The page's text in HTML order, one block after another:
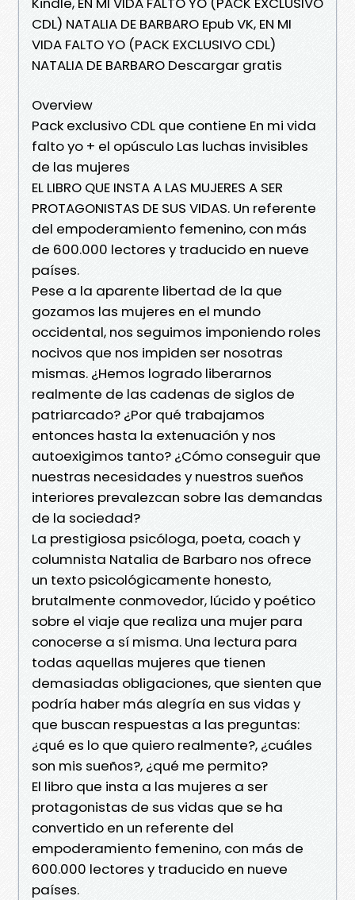
CDL) NATALIA DE BARBARO Epub VK, EN MI
VIDA FALTO YO (PACK EXCLUSIVO CDL)
NATALIA DE BARBARO Descargar gratis
Overview
Pack exclusivo CDL que contiene En mi vida
falto yo + el opúsculo Las luchas invisibles
de las mujeres
EL LIBRO QUE INSTA A LAS MUJERES A SER
PROTAGONISTAS DE SUS VIDAS. Un referente
del empoderamiento femenino, con más
de 600.000 lectores y traducido en nueve
países.
Pese a la aparente libertad de la que
gozamos las mujeres en el mundo
occidental, nos seguimos imponiendo roles
nocivos que nos impiden ser nosotras
mismas. ¿Hemos logrado liberarnos
realmente de las cadenas de siglos de
patriarcado? ¿Por qué trabajamos
entonces hasta la extenuación y nos
autoexigimos tanto? ¿Cómo conseguir que
nuestras necesidades y nuestros sueños
interiores prevalezcan sobre las demandas
de la sociedad?
La prestigiosa psicóloga, poeta, coach y
columnista Natalia de Barbaro nos ofrece
un texto psicológicamente honesto,
brutalmente conmovedor, lúcido y poético
sobre el viaje que realiza una mujer para
conocerse a sí misma. Una lectura para
todas aquellas mujeres que tienen
demasiadas obligaciones, que sienten que
podría haber más alegría en sus vidas y
que buscan respuestas a las preguntas:
¿qué es lo que quiero realmente?, ¿cuáles
son mis sueños?, ¿qué me permito?
El libro que insta a las mujeres a ser
protagonistas de sus vidas que se ha
convertido en un referente del
empoderamiento femenino, con más de
600.000 lectores y traducido en nueve
países.